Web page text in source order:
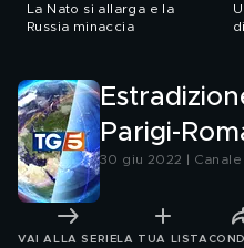
La Nato si allarga e la
Russia minaccia
Parigi-
30 giu 2022 | Canale
VAI ALLA SERIE LA TUA LISTA